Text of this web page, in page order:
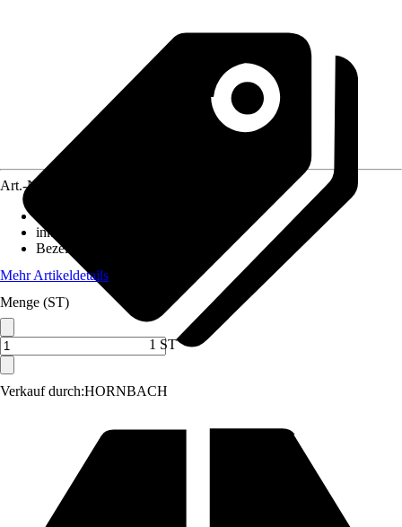
Verkauf durch:HORNBACH
Art.-Nr.
inklusive Leuchtmittel
Bezeichnung Fassung
Mehr Artikeldetails
Menge (ST)
1 ST